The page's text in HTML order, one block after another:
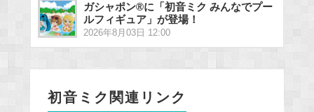
ガシャポン®に「初音ミク みんなでプー
ルフィギュア」が登場！
2026年8月03日 12:00
初音ミク関連リンク